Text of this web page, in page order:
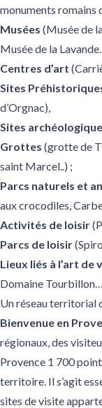
monuments romains
Musées (Musée de
Musée de la
Centres d’art
Sites
d’Orgnac),
Sites
Grottes (grotte de
saint Marcel..) ;
Parcs naturels et
aux crocodiles,
Activités de loisir
Parcs de loisir
Lieux liés à l’art de
Domaine
Un réseau territorial
Bienvenue en
régionaux, des
Provence 1 700
territoire. Il s’agit
sites de visite